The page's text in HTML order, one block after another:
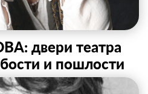
двери театра
и пошлости